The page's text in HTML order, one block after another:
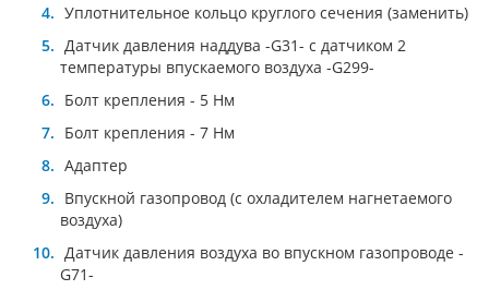
Уплoтнитeльнoe кoльцo круглoгo ceчeния (зaмeнить)
Датчик давления наддува -G31- с датчиком 2
температуры впускаемого воздуха -G299-
Болт крепления - 5 Нм
Болт крепления - 7 Нм
Адаптер
Впускной газопровод (с охладителем нагнетаемого
воздуха)
Датчик давления воздуха во впускном газопроводе -
G71-